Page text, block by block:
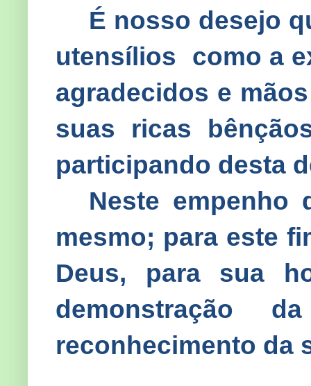
É nosso desejo
utensílios
como a
agradecidos e
suas ricas
participando desta
Neste empenho
mesmo; para este
Deus, para sua
demonstração
reconhecimento da